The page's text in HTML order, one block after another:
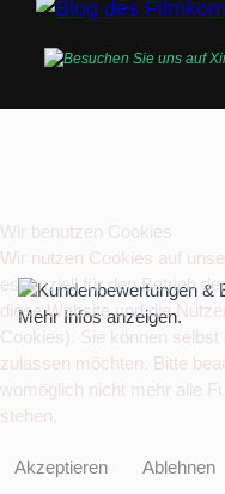
Wir benutzen Cookies
Wir nutzen Cookies auf
essenziell für den Betrieb
diese Website und die
Cookies). Sie können
zulassen möchten. Bitte
womöglich nicht mehr alle
stehen.
Akzeptieren
Ablehnen